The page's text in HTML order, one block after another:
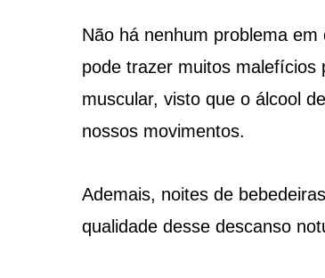
Não há nenhum problema
pode trazer muitos malefícios
muscular, visto que o álcool
nossos movimentos.
Ademais, noites de
qualidade desse descanso